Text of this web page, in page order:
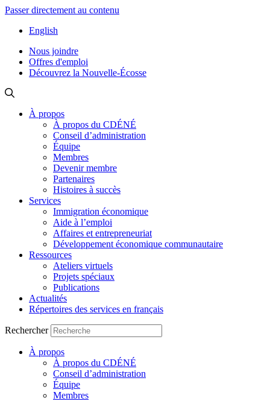
Passer directement au contenu
English
Nous joindre
Offres d'emploi
Découvrez la Nouvelle-Écosse
À propos
À propos du CDÉNÉ
Conseil d’administration
Équipe
Membres
Devenir membre
Partenaires
Histoires à succès
Services
Immigration économique
Aide à l’emploi
Affaires et entrepreneuriat
Développement économique communautaire
Ressources
Ateliers virtuels
Projets spéciaux
Publications
Actualités
Répertoires des services en français
Rechercher
À propos
À propos du CDÉNÉ
Conseil d’administration
Équipe
Membres